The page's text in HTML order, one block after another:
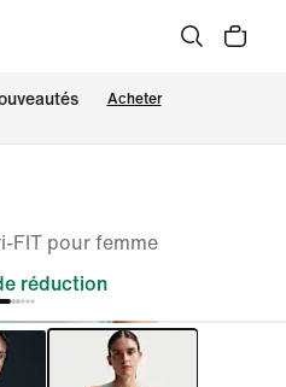
Acheter
FIT pour femme
réduction